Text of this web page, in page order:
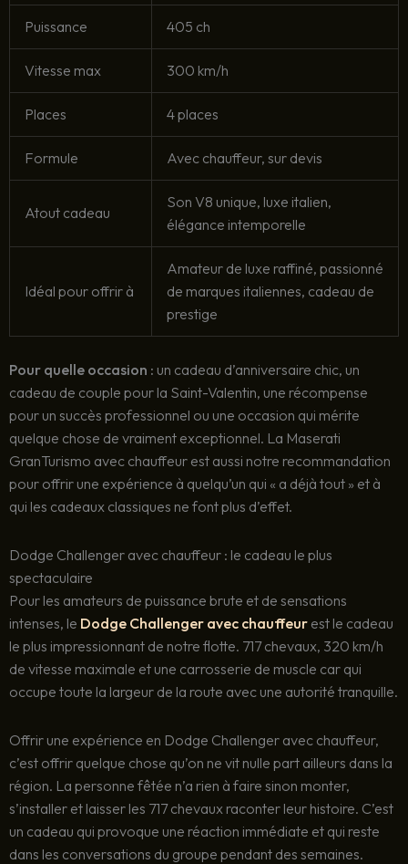
Puissance 405 ch
Vitesse max 300 km/h
Places 4 places
Formule Avec chauffeur, sur devis
Atout cadeau
Son V8 unique, luxe italien,
élégance intemporelle
Idéal pour offrir à
Amateur de luxe raffiné, passionné
de marques italiennes, cadeau de
prestige
Pour quelle occasion : un cadeau d’anniversaire chic, un
cadeau de couple pour la Saint-Valentin, une récompense
pour un succès professionnel ou une occasion qui mérite
quelque chose de vraiment exceptionnel. La Maserati
GranTurismo avec chauffeur est aussi notre recommandation
pour offrir une expérience à quelqu’un qui « a déjà tout » et à
qui les cadeaux classiques ne font plus d’effet.
Dodge Challenger avec chauffeur : le cadeau le plus
spectaculaire
Pour les amateurs de puissance brute et de sensations
intenses, le Dodge Challenger avec chauffeur est le cadeau
le plus impressionnant de notre flotte. 717 chevaux, 320 km/h
de vitesse maximale et une carrosserie de muscle car qui
occupe toute la largeur de la route avec une autorité tranquille.
Offrir une expérience en Dodge Challenger avec chauffeur,
c’est offrir quelque chose qu’on ne vit nulle part ailleurs dans la
région. La personne fêtée n’a rien à faire sinon monter,
s’installer et laisser les 717 chevaux raconter leur histoire. C’est
un cadeau qui provoque une réaction immédiate et qui reste
dans les conversations du groupe pendant des semaines.